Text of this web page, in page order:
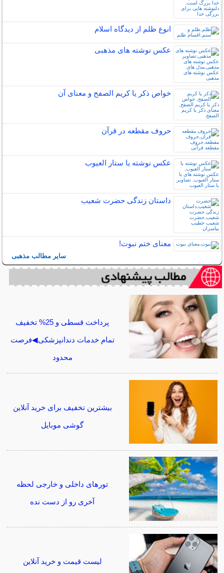
انوع ظلم از دیدگاه اسلام
عکس نوشته های مذهبی
خواص ذکر یا کریم الصفح و معنای آن
حروف مقطعه در قرآن
عکس نوشته یا ستار العیوب
داستان زندگی حضرت شعیب
معنای ختم نبوت!
سایر مطالب مذهبی
پرداخت قسطی و 25% تخفیف
تمام خدمات دندانپزشکی◀فرصت
محدود
بیشترین تخفیف برای خرید آنلاین
گوشی موبایل
تورهای داخلی و خارجی لحظه
آخری رو از دست نده
لیست قیمت و خرید آنلاین